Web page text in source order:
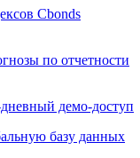
Cbonds
по отчетности
демо-доступ
базу данных